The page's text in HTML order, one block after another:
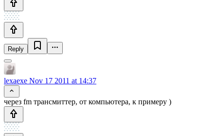
Reply
lexaexe Nov 17 2011 at 14:37
через fm трансмиттер, от компьютера, к примеру )